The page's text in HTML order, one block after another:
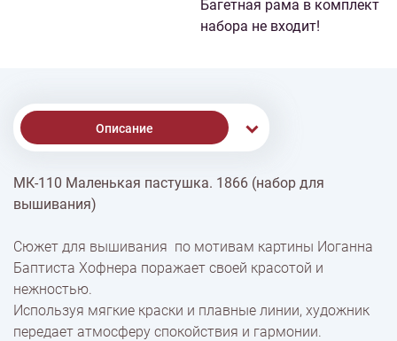
Багетная рама в комплект
набора не входит!
Описание
% Скидки
Доставка
Оплата
МК-110 Маленькая пастушка. 1866 (набор для
вышивания)
Сюжет для вышивания по мотивам картины Иоганна
Баптиста Хофнера поражает своей красотой и
нежностью.
Используя мягкие краски и плавные линии, художник
передает атмосферу спокойствия и гармонии.